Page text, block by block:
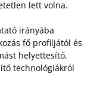
lett volna.
irányába
fő profiljától és
helyettesítő,
technológiákról